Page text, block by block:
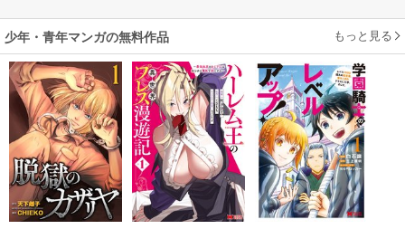
少年・青年マンガの無料作品 もっと見る